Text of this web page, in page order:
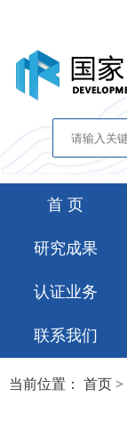
首 页
研究成果
认证业务
联系我们
当前位置： 首页 >